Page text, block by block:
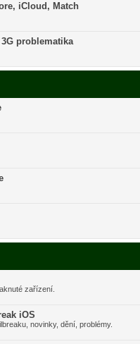
iCloud, Match
problematika
zařízení.
iOS
novinky, dění, problémy.